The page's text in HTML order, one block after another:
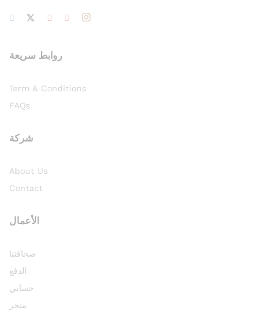
روابط سريعة
Term & Conditions
FAQs
شركة
About Us
Contact
الأعمال
صحافتنا
الدفع
حسابي
متجر